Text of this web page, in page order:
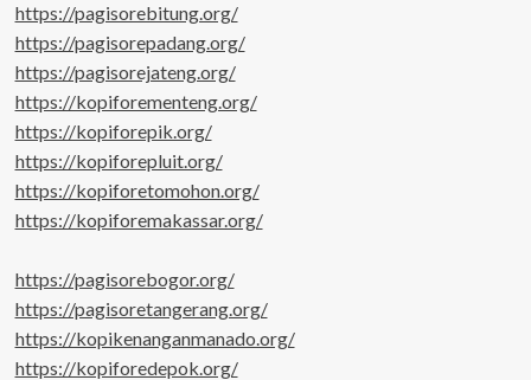
https://pagisorebitung.org/
https://pagisorepadang.org/
https://pagisorejateng.org/
https://kopiforementeng.org/
https://kopiforepik.org/
https://kopiforepluit.org/
https://kopiforetomohon.org/
https://kopiforemakassar.org/
https://pagisorebogor.org/
https://pagisoretangerang.org/
https://kopikenanganmanado.org/
https://kopiforedepok.org/